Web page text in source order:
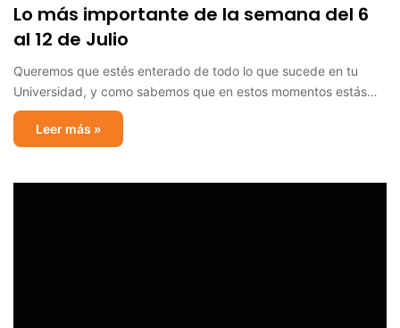
Lo más importante de la semana del 6
al 12 de Julio
Queremos que estés enterado de todo lo que sucede en tu
Universidad, y como sabemos que en estos momentos estás…
Leer más »